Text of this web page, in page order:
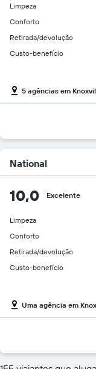
Limpeza
Conforto
Retirada/devolução
Custo-benefício
5 agências em
National
10,0 Excelente
Limpeza
Conforto
Retirada/devolução
Custo-benefício
Uma agência em